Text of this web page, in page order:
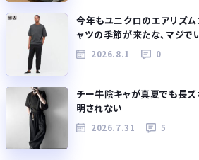
今年もユニクロのエアリズ
ャツの季節が来たな、マジで
2026.8.1 0
チー牛陰キャが真夏でも長ズ
明されない
2026.7.31 5